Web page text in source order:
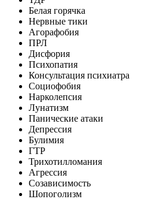
Белая горячка
Нервные тики
Агорафобия
ПРЛ
Дисфория
Психопатия
Консультация психиатра
Социофобия
Нарколепсия
Лунатизм
Панические атаки
Депрессия
Булимия
ГТР
Трихотилломания
Агрессия
Созависимость
Шопоголизм